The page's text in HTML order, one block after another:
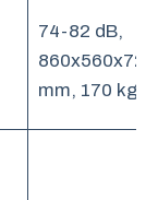
74-82 dB,
860x560x720
mm, 170 kg